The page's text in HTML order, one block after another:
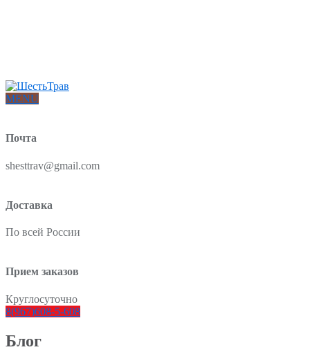
MENU
Почта
shesttrav@gmail.com
Доставка
По всей России
Прием заказов
Круглосуточно
8(967)608-5-608
Блог